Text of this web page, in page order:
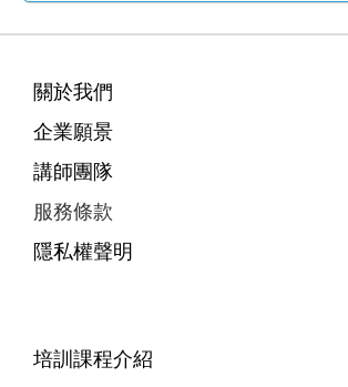
關於我們
企業願景
講師團隊
服務條款
隱私權聲明
培訓課程介紹